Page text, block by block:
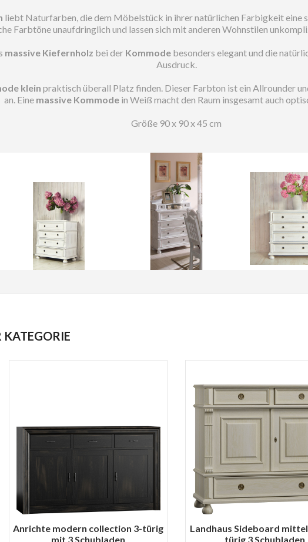
liebt Naturfarben, die dem Möbelstück in ihrer natürlichen Farbigkeit eine
Farbtöne unaufdringlich und lassen sich mit anderen Wohnstilen
massive Kiefernholz bei der Kommode besonders elegant und die
Ausdruck.
klein praktisch überall Platz finden. Dieser Farbton ist ein Allrounder
an. Eine massive Kommodein Weiß macht den Raum insgesamt auch
Größe 90 x 90 x 45 cm
KATEGORIE
Anrichte modern collection 3-türig
mit 3 Schubladen
Landhaus Sideboard
türig 3 Schubladen